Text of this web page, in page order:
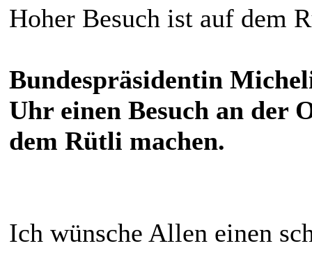
Hoher Besuch ist auf dem
Bundespräsidentin
Uhr einen Besuch an der
dem Rütli machen.
Ich wünsche Allen einen